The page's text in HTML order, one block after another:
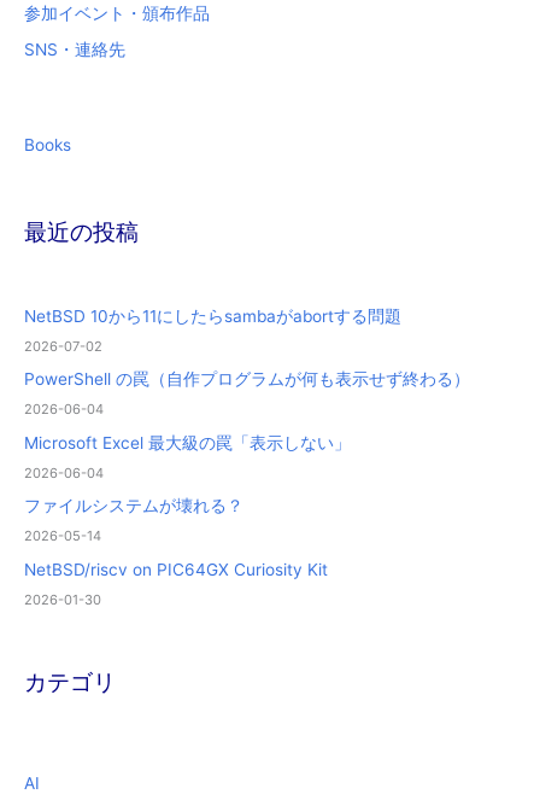
参加イベント・頒布作品
SNS・連絡先
Books
最近の投稿
NetBSD 10から11にしたらsambaがabortする問題
2026-07-02
PowerShell の罠（自作プログラムが何も表示せず終わる）
2026-06-04
Microsoft Excel 最大級の罠「表示しない」
2026-06-04
ファイルシステムが壊れる？
2026-05-14
NetBSD/riscv on PIC64GX Curiosity Kit
2026-01-30
カテゴリ
AI